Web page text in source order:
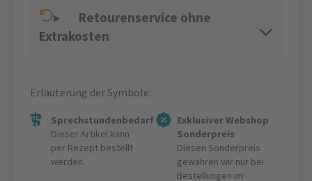
Retourenservice ohne
Extrakosten
Erläuterung der Symbole:
Sprechstundenbedarf
Dieser Artikel kann
per Rezept bestellt
werden.
Exklusiver Webshop
Sonderpreis
Diesen Sonderpreis
gewähren wir nur bei
Bestellungen im